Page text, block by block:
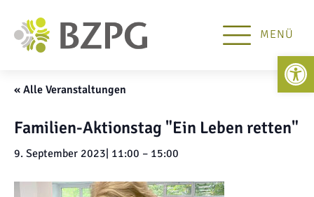
MENÜ
« Alle Veranstaltungen
Familien-Aktionstag "Ein Leben retten"
9. September 2023| 11:00 – 15:00